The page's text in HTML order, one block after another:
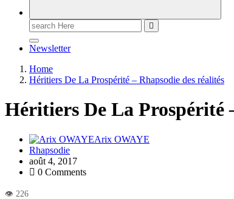
Newsletter
Home
Héritiers De La Prospérité – Rhapsodie des réalités
Héritiers De La Prospérité
Arix OWAYE
Rhapsodie
août 4, 2017
0 Comments